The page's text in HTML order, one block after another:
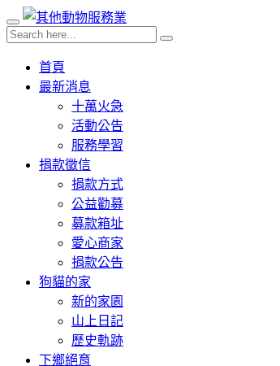
首頁
最新消息
十萬火急
活動公告
服務學習
捐款徵信
捐款方式
公益勸募
募款箱址
愛心商家
捐款公告
狗貓的家
新的家園
山上日記
歷史軌跡
下鄉絕育